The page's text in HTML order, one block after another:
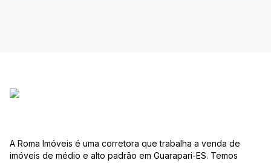
A Roma Imóveis é uma corretora que trabalha a venda de
imóveis de médio e alto padrão em Guarapari-ES. Temos